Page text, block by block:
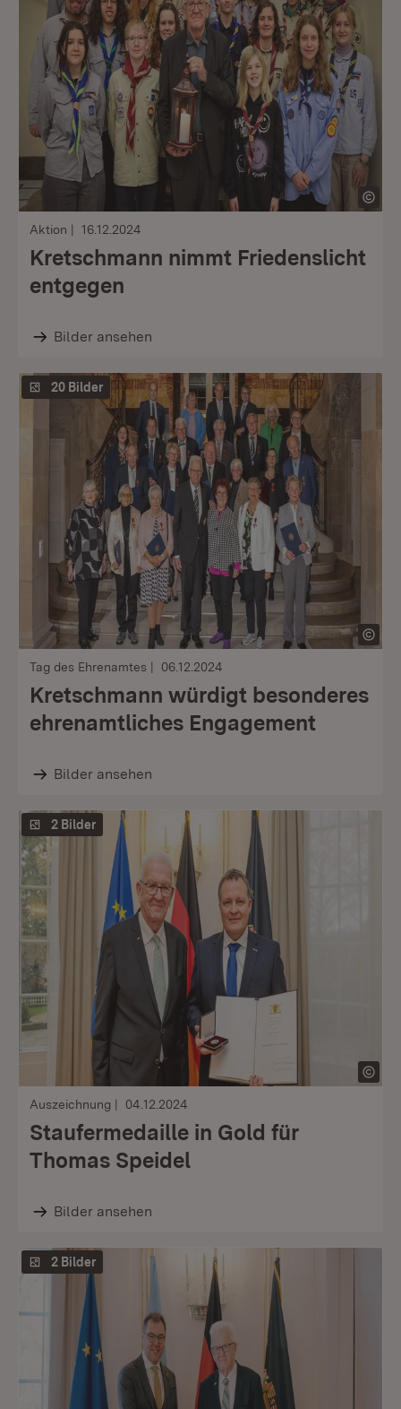
Aktion 16.12.2024
Kretschmann nimmt Friedenslicht
entgegen
Bilder ansehen
20 Bilder
Tag des Ehrenamtes 06.12.2024
Kretschmann würdigt besonderes
ehrenamtliches Engagement
Bilder ansehen
2 Bilder
Auszeichnung 04.12.2024
Staufermedaille in Gold für
Thomas Speidel
Bilder ansehen
2 Bilder